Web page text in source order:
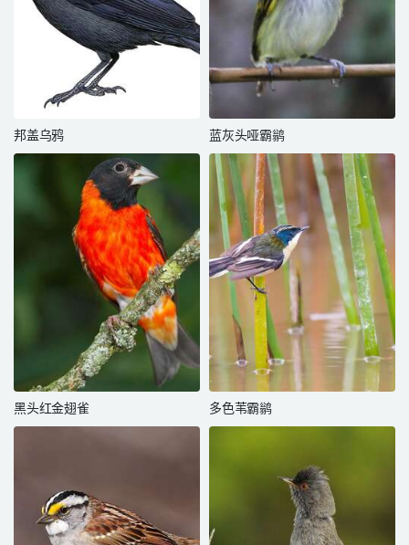
邦盖乌鸦 蓝灰头哑霸鹟
黑头红金翅雀 多色苇霸鹟